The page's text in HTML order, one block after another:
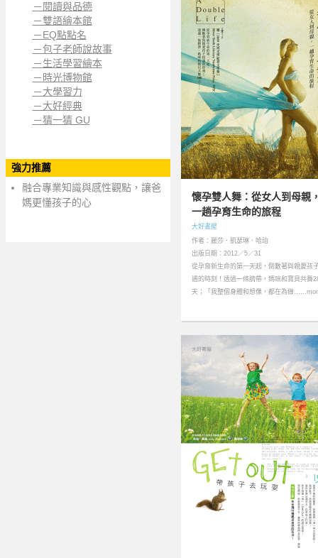
－閱讀與品德
－雙語繪本館
－EQ點點名
－包子老師說故事
－生活學習繪本
－時光博物館
－大學習力
－大好經典
－猜一猜 GU
強力推薦
融合專業知識與感性觀點，讓爸
媽更懂孩子的心
懷孕雙人舞：從女人到母親
一趟孕育生命的旅程
大好書屋
作者：麗莎．凱瑟琳．哈珀
出版日期：2012／5／31
從孕育新生命的第一天起，倒數著與親愛孩
遇的時刻！透過一條臍帶，媽咪和寶貝共舞
天；「我整個身體和想像，都在為做